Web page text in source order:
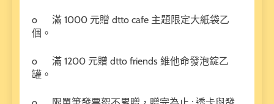
o 滿 1000 元贈 dtto cafe 主題限定大紙袋乙
個。
o 滿 1200 元贈 dtto friends 維他命發泡錠乙
罐。